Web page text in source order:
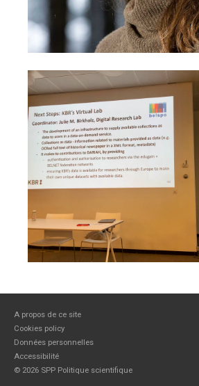
A propos de ce site
Cookies policy
Données personnelles
Accessibilité
© 2026 SPP Politique scientifique